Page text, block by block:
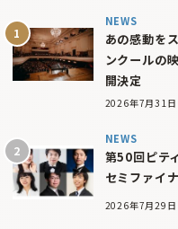
NEWS
あの感動を
ンクールの
開決定
2026年7月31日
NEWS
第50回ピテ
セミファイ
2026年7月29日